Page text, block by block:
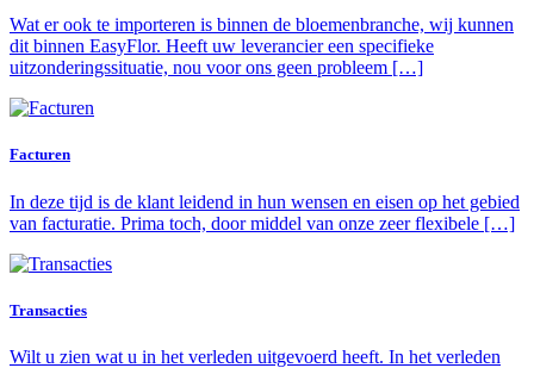
Wat er ook te importeren is binnen de bloemenbranche, wij kunnen
dit binnen EasyFlor. Heeft uw leverancier een specifieke
uitzonderingssituatie, nou voor ons geen probleem […]
Facturen
In deze tijd is de klant leidend in hun wensen en eisen op het gebied
van facturatie. Prima toch, door middel van onze zeer flexibele […]
Transacties
Wilt u zien wat u in het verleden uitgevoerd heeft. In het verleden